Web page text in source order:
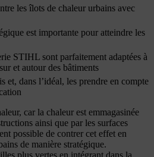
les îlots de chaleur urbains avec
est importante pour atteindre les
STIHL sont parfaitement adaptées à
et autour des bâtiments
et, dans l’idéal, les prendre en compte
car la chaleur est emmagasinée
ainsi que par les surfaces
possible de contrer cet effet en
de manière stratégique.
plus vertes en intégrant dans la